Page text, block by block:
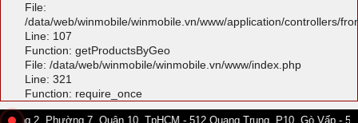
File:
/data/web/winmobile/winmobile.vn/www/application/controllers/
Line: 107
Function: getProductsByGeo
File: /data/web/winmobile/winmobile.vn/www/index.php
Line: 321
Function: require_once
7, Quận 10, TpHCM - 512 Quang Trung. P10. Gò Vấp - 528A Trường